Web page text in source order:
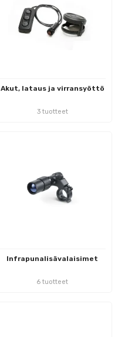
Akut, lataus ja virransyöttö
3 tuotteet
Infrapunalisävalaisimet
6 tuotteet